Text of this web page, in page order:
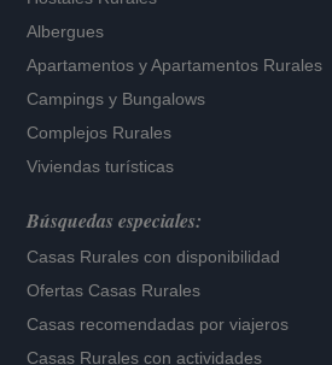
Albergues
Apartamentos yApartamentos Rurales
Campings y Bungalows
Complejos Rurales
Viviendas turísticas
Búsquedas especiales:
Casas Rurales con disponibilidad
Ofertas Casas Rurales
Casas recomendadas por viajeros
Casas Rurales con actividades